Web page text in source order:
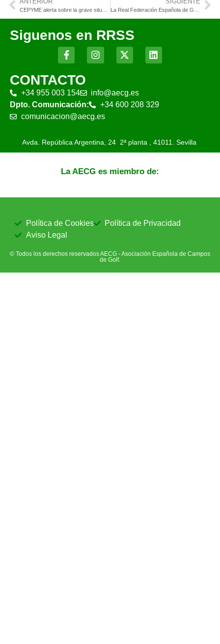
Siguenos en RRSS
CONTACTO
+34 955 003 154
info@aecg.es
Dpto. Comunicación:
+34 600 208 329
comunicacion@aecg.es
Avda. República Argentina, 24 2ª planta , 41011. Sevilla
La AECG es miembro de:
© Todos los derechos reservados AECG - Asociación Española de Campos
de Golf.
Política de Cookies
Política de Privacidad
Aviso Legal